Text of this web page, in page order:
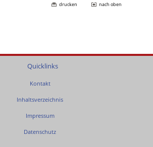
drucken nach oben
Quicklinks
Kontakt
Inhaltsverzeichnis
Impressum
Datenschutz